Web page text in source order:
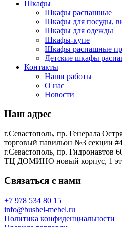
Шкафы
Шкафы распашные
Шкафы для посуды,
Шкафы для одежды
Шкафы-купе
Шкафы распашные
Детские шкафы
Контакты
Наши работы
О нас
Новости
Наш адрес
г.Севастополь, пр. Генерала
торговый павильон №3 секции
г.Севастополь, пр. Гидронавтов
ТЦ ДОМИНО новый корпус, 1
Связаться с нами
+7 978 534 80 15
info@bushel-mebel.ru
Политика конфиденциальности